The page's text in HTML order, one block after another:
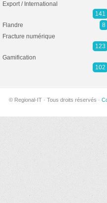
Export / International
141
Flandre
8
Fracture numérique
123
Gamification
102
© Regional-IT · Tous droits réservés ·